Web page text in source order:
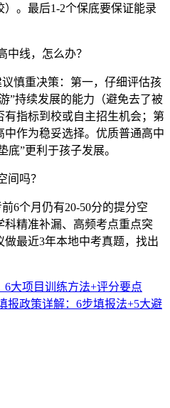
。最后1-2个保底要保证能录
中线，怎么办？
慎重决策：第一，仔细评估孩
”持续发展的能力（避免去了被
指标到校或自主招生机会；第
作为稳妥选择。优质普通高中
底”更利于孩子发展。
间吗？
6个月仍有20-50分的提分空
精准补漏、高频考点重点突
最近3年本地中考真题，找出
大项目训练方法+评分要点
报政策详解：6步填报法+5大避